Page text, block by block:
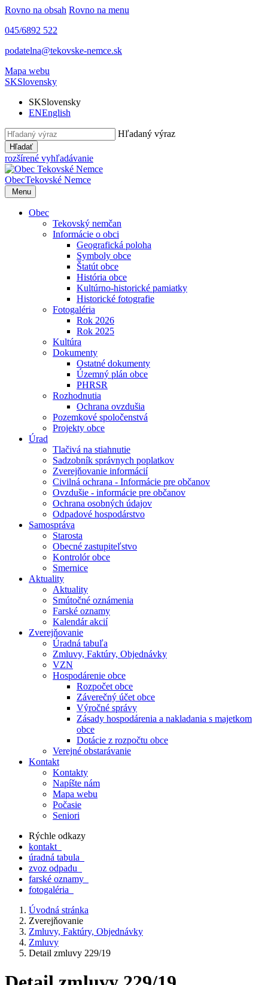
Rovno na obsah Rovno na menu
045/6892 522
podatelna@tekovske-nemce.sk
Mapa webu
SKSlovensky
SKSlovensky
ENEnglish
Hľadaný výraz
Hľadať
rozšírené vyhľadávanie
ObecTekovské Nemce
Menu
Obec
Tekovský nemčan
Informácie o obci
Geografická poloha
Symboly obce
Štatút obce
História obce
Kultúrno-historické pamiatky
Historické fotografie
Fotogaléria
Rok 2026
Rok 2025
Kultúra
Dokumenty
Ostatné dokumenty
Územný plán obce
PHRSR
Rozhodnutia
Ochrana ovzdušia
Pozemkové spoločenstvá
Projekty obce
Úrad
Tlačivá na stiahnutie
Sadzobník správnych poplatkov
Zverejňovanie informácií
Civilná ochrana - Informácie pre občanov
Ovzdušie - informácie pre občanov
Ochrana osobných údajov
Odpadové hospodárstvo
Samospráva
Starosta
Obecné zastupiteľstvo
Kontrolór obce
Smernice
Aktuality
Aktuality
Smútočné oznámenia
Farské oznamy
Kalendár akcií
Zverejňovanie
Úradná tabuľa
Zmluvy, Faktúry, Objednávky
VZN
Hospodárenie obce
Rozpočet obce
Záverečný účet obce
Výročné správy
Zásady hospodárenia a nakladania s majetkom
obce
Dotácie z rozpočtu obce
Verejné obstarávanie
Kontakt
Kontakty
Napíšte nám
Mapa webu
Počasie
Seniori
Rýchle odkazy
kontakt
úradná tabula
zvoz odpadu
farské oznamy
fotogaléria
Úvodná stránka
Zverejňovanie
Zmluvy, Faktúry, Objednávky
Zmluvy
Detail zmluvy 229/19